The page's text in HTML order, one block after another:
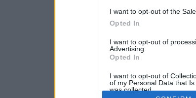
I want to opt-out of the
Opted In
I want to opt-out of
Advertising.
Opted In
I want to opt-out of
of my Personal Data that
was collected.